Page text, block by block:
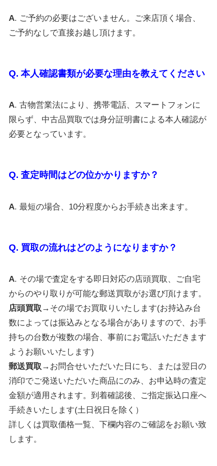
A. ご予約の必要はございません。ご来店頂く場合、
ご予約なしで直接お越し頂けます。
Q. 本人確認書類が必要な理由を教えてください
A. 古物営業法により、携帯電話、スマートフォンに
限らず、中古品買取では身分証明書による本人確認が
必要となっています。
Q. 査定時間はどの位かかりますか？
A. 最短の場合、10分程度からお手続き出来ます。
Q. 買取の流れはどのようになりますか？
A. その場で査定をする即日対応の店頭買取、ご自宅
からのやり取りが可能な郵送買取がお選び頂けます。
店頭買取→ その場でお買取りいたします(お持込み台
数によっては振込みとなる場合がありますので、お手
持ちの台数が複数の場合、事前にお電話いただきます
ようお願いいたします)
郵送買取→ お問合せいただいた日にち 、または翌日の
消印でご発送いただいた商品にのみ、お申込時の査定
金額が適用されます。到着確認後、ご指定振込口座へ
手続きいたします(土日祝日を除く）
詳しくは買取価格一覧、下欄内容のご確認をお願い致
します。